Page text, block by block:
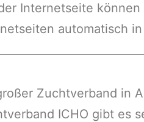
Internetseite
automatisch
Zuchtverband in
ICHO gibt es